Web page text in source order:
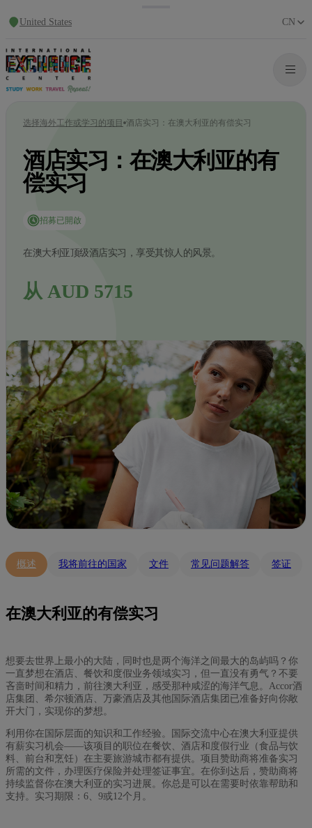
United States CN
选择海外工作或学习的项目 酒店实习：在澳大利亚的有偿实习
酒店实习：在澳大利亚的有
偿实习
招募已開啟
在澳大利亚顶级酒店实习，享受其惊人的风景。
从 AUD 5715
概述 我将前往的国家 文件 常见问题解答 签证
在澳大利亚的有偿实习
想要去世界上最小的大陆，同时也是两个海洋之间最大的岛屿吗？你
一直梦想在酒店、餐饮和度假业务领域实习，但一直没有勇气？不要
吝啬时间和精力，前往澳大利亚，感受那种咸涩的海洋气息。Accor酒
店集团、希尔顿酒店、万豪酒店及其他国际酒店集团已准备好向你敞
开大门，实现你的梦想。
利用你在国际层面的知识和工作经验。国际交流中心在澳大利亚提供
有薪实习机会——该项目的职位在餐饮、酒店和度假行业（食品与饮
料、前台和烹饪）在主要旅游城市都有提供。项目赞助商将准备实习
所需的文件，办理医疗保险并处理签证事宜。在你到达后，赞助商将
持续监督你在澳大利亚的实习进展。你总是可以在需要时依靠帮助和
支持。实习期限：6、9或12个月。